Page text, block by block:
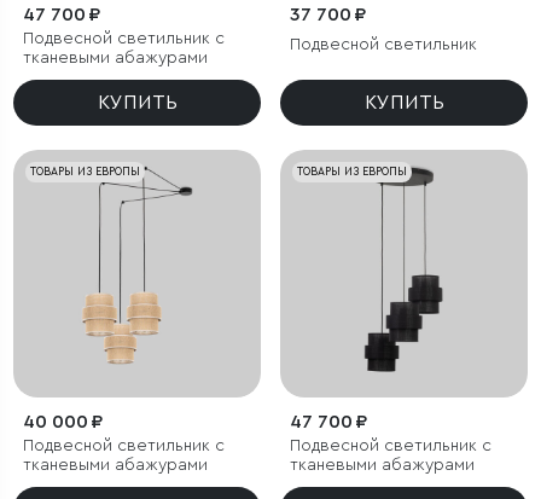
47 700 ₽
Подвесной светильник с
тканевыми абажурами
КУПИТЬ
37 700 ₽
Подвесной светильник
КУПИТЬ
ТОВАРЫ ИЗ ЕВРОПЫ
40 000 ₽
Подвесной светильник с
тканевыми абажурами
ТОВАРЫ ИЗ ЕВРОПЫ
47 700 ₽
Подвесной светильник с
тканевыми абажурами